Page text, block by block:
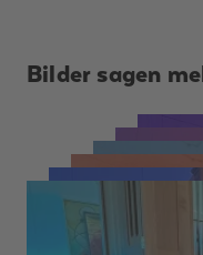
Bilder sagen